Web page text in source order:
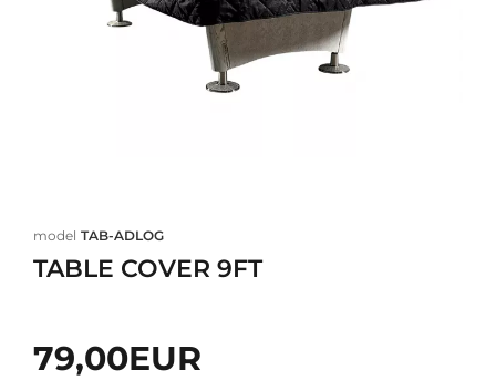
model TAB-ADLOG
TABLE COVER 9FT
79,00EUR